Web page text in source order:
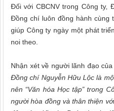
Đối với CBCNV trong Công ty,
Đồng chí luôn đồng hành cùng
giúp Công ty ngày một phát
noi theo.
Nhận xét về người lãnh đạo
Đồng chí Nguyễn Hữu Lộc là
nên “Văn hóa Học tập” trong
người hòa đồng và thân thiện